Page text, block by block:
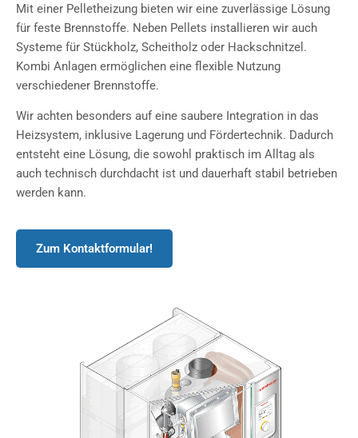
Mit einer Pelletheizung bieten wir eine zuverlässige Lösung
für feste Brennstoffe. Neben Pellets installieren wir auch
Systeme für Stückholz, Scheitholz oder Hackschnitzel.
Kombi Anlagen ermöglichen eine flexible Nutzung
verschiedener Brennstoffe.
Wir achten besonders auf eine saubere Integration in das
Heizsystem, inklusive Lagerung und Fördertechnik. Dadurch
entsteht eine Lösung, die sowohl praktisch im Alltag als
auch technisch durchdacht ist und dauerhaft stabil betrieben
werden kann.
Zum Kontaktformular!